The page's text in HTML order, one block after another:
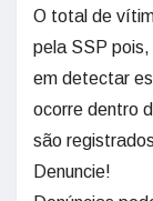
O total de
pela SSP
em detectar
ocorre dentro
são
Denuncie!